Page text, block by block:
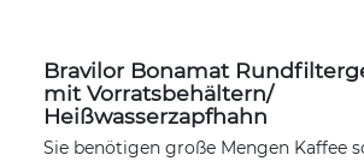
Bravilor Bonamat
mit Vorratsbehältern/
Heißwasserzapfhahn
Sie benötigen große Mengen Kaffee